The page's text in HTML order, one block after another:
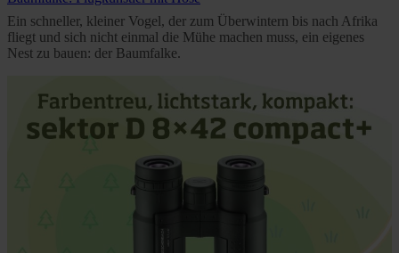
rights can be found in ourPrivacy Policy
Ein schneller, kleiner Vogel, der zum Überwintern bis nach Afrika
fliegt und sich nicht einmal die Mühe machen muss, ein eigenes
Nest zu bauen: der Baumfalke.